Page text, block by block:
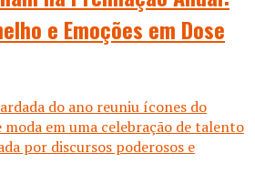
e Emoções em Dose
do ano reuniu ícones do
moda em uma celebração de talento
por discursos poderosos e